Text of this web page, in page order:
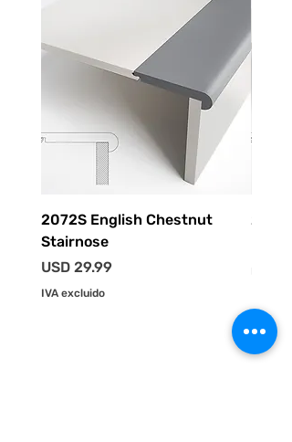
2072S English Chestnut
Stairnose
Precio
USD 29.99
IVA excluido